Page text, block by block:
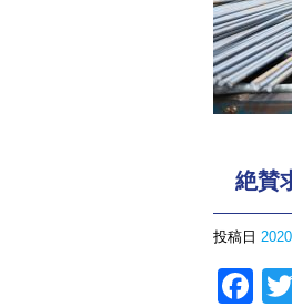
絶賛
投稿日